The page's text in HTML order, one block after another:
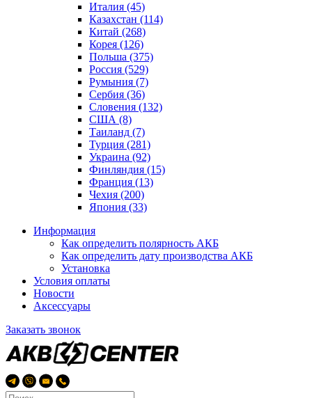
Италия (45)
Казахстан (114)
Китай (268)
Корея (126)
Польша (375)
Россия (529)
Румыния (7)
Сербия (36)
Словения (132)
США (8)
Таиланд (7)
Турция (281)
Украина (92)
Финляндия (15)
Франция (13)
Чехия (200)
Япония (33)
Информация
Как определить полярность АКБ
Как определить дату производства АКБ
Установка
Условия оплаты
Новости
Аксессуары
Заказать звонок